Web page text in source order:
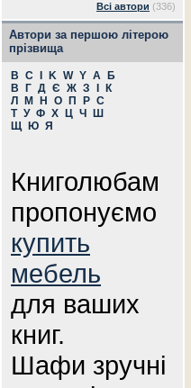
Всі автори (336)
Автори за першою літерою
прізвища
B C K W Y А
Б
В
Г Д Є Ж З
К
Л
М Н О П Р С
Т У Ф Х Ц Ч
Ш
Щ
Ю Я
Книголюбам
пропонуємо
купить
мебель
для ваших
книг.
Шафи зручні